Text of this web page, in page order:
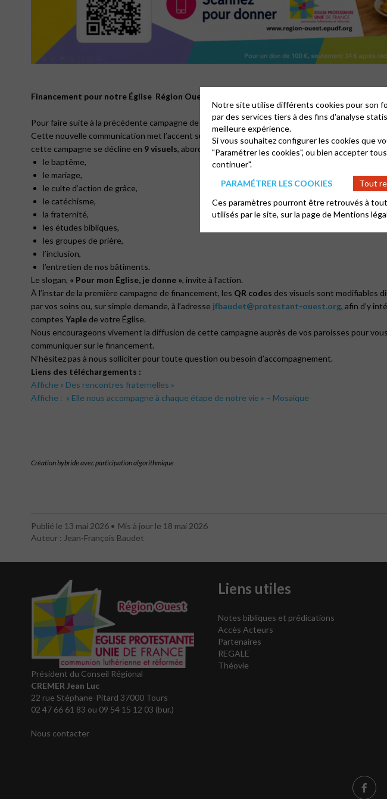
Financement pour notre Église Région Ouest
Pour faire suite à la précédente campagne de dons, axée sur le financement des pasteurs
Cette nouvelle communication met l’accent sur
notre Église: elle met en avant nos valeurs,
cette campagne se décline en 9 visuels, abordant les thèmes suivants :
le baptême,
le mariage,
le culte d’action de grâce,
le catéchisme,
la fraternité,
les études bibliques,
les groupes de prière,
l’inclusion,
l’entretien de nos bâtiments.
Le slogan, « Pour mon Église, je donne », invite à l’action.
À l’instar de la première campagne de financement, les QR codes des visuels sont modifiables
par vos soins ou, sur simple demande, à l’adresse jfbaudet@protestant-ouest.org, afin d’y
comptes Yaple de votre Église.
Nous encourageons vivement la diffusion de cette campagne auprès de vos paroisses pour
communiquer sur le financement.
N’hésitez pas à nous solliciter pour toute question ou besoin d’accompagnement.
Liens des téléchargements :
Affiche « Des rencontres fraternelles »
Affiche : « Elle nous accompagne à chaque étape de notre vie » – Mosaïque
Création hybride avec participation algorithmique
Publié le 13 mai 2026
Mis à jour le 18 mai 2026
Auteur : Jean-François Baudet
Président du Conseil Régional
CREMER Jean Luc
22 rue Stéphane-Pitard 37000 Tours
02 47 66 61 83 ou 09 54 15 12 03 (bur.)
Nous contacter
Liens utiles
Notes bibliques et prédications
Accès Acteurs
Partenaires
REGALE
Théovie
Notre site utilise différents cookies pour son
par des services tiers à des fins d'analyse
meilleure expérience.
Si vous souhaitez configurer les cookies que
"Paramétrer les cookies", ou bien accepter
continuer".
PARAMÉTRER LES COOKIES
Tout
Ces paramètres pourront être retrouvés à
utilisés par le site, sur la page deMentions